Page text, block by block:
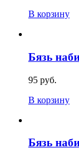
В корзину
Бязь
95 руб.
В корзину
Бязь